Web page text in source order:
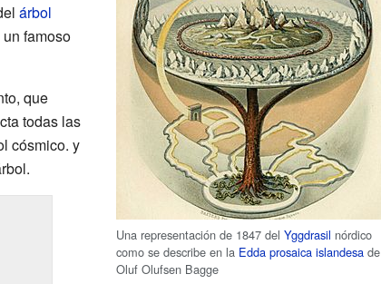
Una representación de 1847 delYggdrasil nórdico
como se describe en la Edda prosaica islandesa de
Oluf Olufsen Bagge
árbol
famoso
que
todas las
cósmico. y